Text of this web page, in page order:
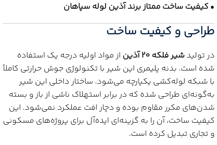
•کیفیت ساخت ممتاز برند آذین لوله سپاهان
طراحی و کیفیت ساخت
در تولیدشیر فلکه 20 آذین
از مواد اولیه درجه یک استفاده
شده است. بدنه پلیمری این شیر با تکنولوژی جوش حرارتی کاملاً
با شبکه لوله‌کشی یکپارچه می‌شود. ساختار داخلی این شیر
به‌گونه‌ای طراحی شده که در برابر استهلاک ناشی از باز و بسته
شدن‌های مکرر مقاوم بوده و دچار افت عملکرد نمی‌شود. این
کیفیت ساخت، آن را به گزینه‌ای ایده‌آل برای پروژه‌های مسکونی
و تجاری تبدیل کرده است.